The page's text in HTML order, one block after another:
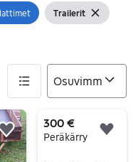
Näytä suodattimet
Trailerit
suodatin
Lisää suosikiksi.
300 €
Peräkärry